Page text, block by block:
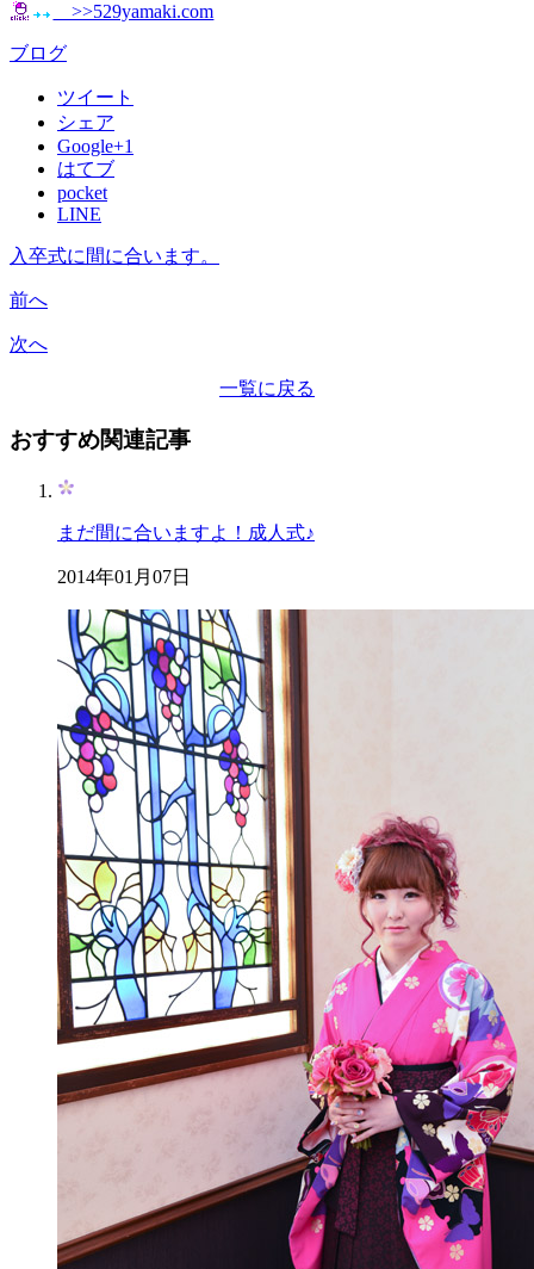
>>529yamaki.com
ブログ
ツイート
シェア
Google+1
はてブ
pocket
LINE
入卒式に間に合います。
前へ
次へ
一覧に戻る
おすすめ関連記事
まだ間に合いますよ！成人式♪
2014年01月07日